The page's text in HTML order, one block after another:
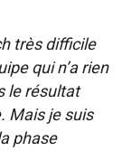
très difficile
qui n’a rien
le résultat
Mais je suis
phase